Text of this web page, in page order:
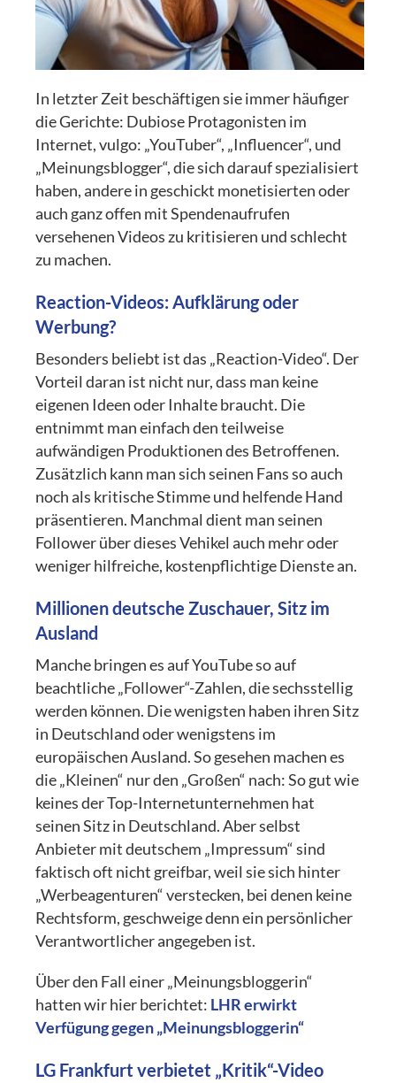
In letzter Zeit beschäftigen sie immer häufiger
die Gerichte: Dubiose Protagonisten im
Internet, vulgo: „YouTuber“, „Influencer“, und
„Meinungsblogger“, die sich darauf spezialisiert
haben, andere in geschickt monetisierten oder
auch ganz offen mit Spendenaufrufen
versehenen Videos zu kritisieren und schlecht
zu machen.
Reaction-Videos: Aufklärung oder
Werbung?
Besonders beliebt ist das „Reaction-Video“. Der
Vorteil daran ist nicht nur, dass man keine
eigenen Ideen oder Inhalte braucht. Die
entnimmt man einfach den teilweise
aufwändigen Produktionen des Betroffenen.
Zusätzlich kann man sich seinen Fans so auch
noch als kritische Stimme und helfende Hand
präsentieren. Manchmal dient man seinen
Follower über dieses Vehikel auch mehr oder
weniger hilfreiche, kostenpflichtige Dienste an.
Millionen deutsche Zuschauer, Sitz im
Ausland
Manche bringen es auf YouTube so auf
beachtliche „Follower“-Zahlen, die sechsstellig
werden können. Die wenigsten haben ihren Sitz
in Deutschland oder wenigstens im
europäischen Ausland. So gesehen machen es
die „Kleinen“ nur den „Großen“ nach: So gut wie
keines der Top-Internetunternehmen hat
seinen Sitz in Deutschland. Aber selbst
Anbieter mit deutschem „Impressum“ sind
faktisch oft nicht greifbar, weil sie sich hinter
„Werbeagenturen“ verstecken, bei denen keine
Rechtsform, geschweige denn ein persönlicher
Verantwortlicher angegeben ist.
Über den Fall einer „Meinungsbloggerin“
hatten wir hier berichtet: LHR erwirkt
Verfügung gegen „Meinungsbloggerin“
LG Frankfurt verbietet „Kritik“-Video